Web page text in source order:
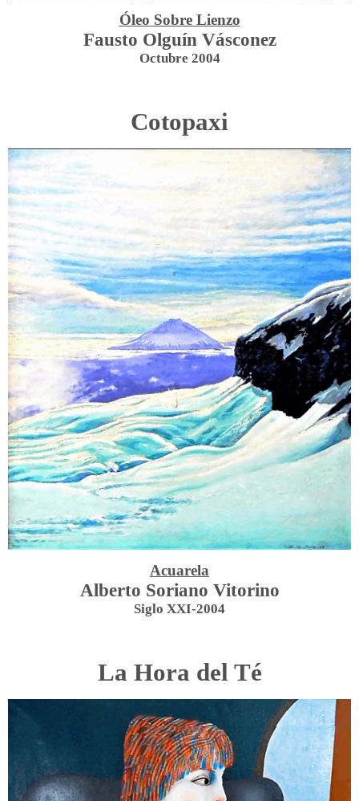
Óleo Sobre Lienzo
Fausto Olguín Vásconez
Octubre 2004
Cotopaxi
Acuarela
Alberto Soriano Vitorino
Siglo XXI-2004
La Hora del Té